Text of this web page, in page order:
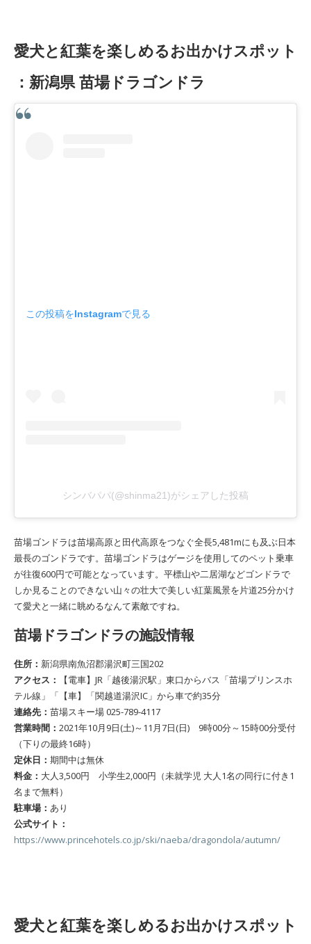
愛犬と紅葉を楽しめるお出かけスポット
：新潟県 苗場ドラゴンドラ
この投稿をInstagramで見る
シンバパパ(@shinma21)がシェアした投稿
苗場ゴンドラは苗場高原と田代高原をつなぐ全長5,481mにも及ぶ日本
最長のゴンドラです。苗場ゴンドラはゲージを使用してのペット乗車
が往復600円で可能となっています。平標山や二居湖などゴンドラで
しか見ることのできない山々の壮大で美しい紅葉風景を片道25分かけ
て愛犬と一緒に眺めるなんて素敵ですね。
苗場ドラゴンドラの施設情報
住所： 新潟県南魚沼郡湯沢町三国202
アクセス：
【電車】JR「越後湯沢駅」東口からバス「苗場プリンスホ
テル線」「【車】「関越道湯沢IC」から車で約35分
連絡先： 苗場スキー場 025-789-4117
営業時間： 2021年10月9日(土)～11月7日(日) 9時00分～15時00分受付
（下りの最終16時）
定休日： 期間中は無休
料金： 大人3,500円 小学生2,000円（未就学児 大人1名の同行に付き1
名まで無料）
駐車場： あり
公式サイト：
https://www.princehotels.co.jp/ski/naeba/dragondola/autumn/
愛犬と紅葉を楽しめるお出かけスポット